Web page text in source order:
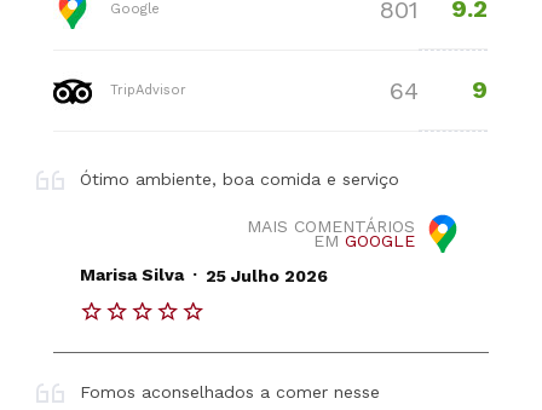
Google 801 9.2
TripAdvisor 64 9
Ótimo ambiente, boa comida e serviço
MAIS COMENTÁRIOS
EM GOOGLE
Marisa Silva . 25 Julho 2026
Fomos aconselhados a comer nesse